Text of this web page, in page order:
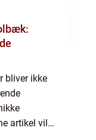
bliver ikke
artikel vil